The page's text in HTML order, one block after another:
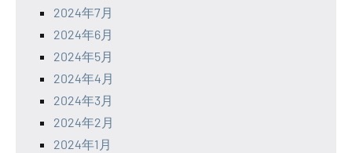
2024年7月
2024年6月
2024年5月
2024年4月
2024年3月
2024年2月
2024年1月